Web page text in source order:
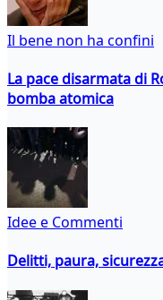
Il bene non ha confini
La pace disarmata di
bomba atomica
Idee e Commenti
Delitti, paura,